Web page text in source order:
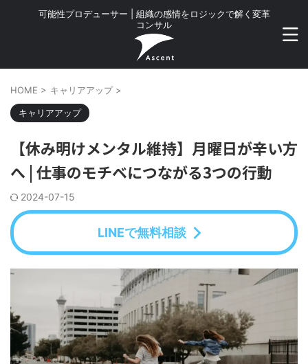
可能性プロデューサー | 組織の感情をロジックで解く変革
コンサル
HOME > キャリアアップ >
キャリアアップ
【休み明けメンタル維持】月曜日が辛い方
へ | 仕事のモチベにつながる3つの行動
2024-07-15
LINEで無料相談